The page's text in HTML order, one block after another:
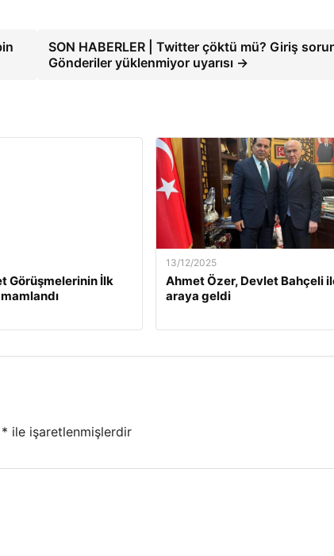
SON HABERLER | Twitter çöktü mü? Giriş
Gönderiler yüklenmiyor uyarısı →
Görüşmelerinin İlk
13/12/2025
Ahmet Özer, Devlet Bahçeli
araya geldi
* ile işaretlenmişlerdir